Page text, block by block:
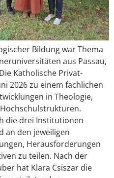
Bildung war Thema
aus Passau,
Katholische Privat-
2026 zu einem fachlichen
in Theologie,
die drei Institutionen
an den jeweiligen
Herausforderungen
zu teilen. Nach der
hat Klara Csiszar die